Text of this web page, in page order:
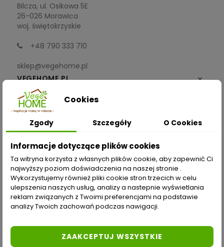
Bilcza, ul. Osikowa 5E
26-026 Morawica
woj. świętokrzyskie
+48 790 333 710
sklep@vegehome.pl
VEGEHOME.PL

INFORMACJE
ZAKUPY
Moje konto
Opcje dostawy
Metody płatności
Cookies
Zgody Szczegóły O Cookies
Informacje dotyczące plików cookies
Ta witryna korzysta z własnych plików cookie, aby zapewnić Ci
najwyższy poziom doświadczenia na naszej stronie .
Wykorzystujemy również pliki cookie stron trzecich w celu
ulepszenia naszych usług, analizy a nastepnie wyświetlania
reklam związanych z Twoimi preferencjami na podstawie
analizy Twoich zachowań podczas nawigacji.
ZAAKCEPTUJ WSZYSTKIE
Odstąp od umowy tutaj